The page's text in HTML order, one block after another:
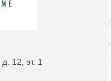
12, эт. 1